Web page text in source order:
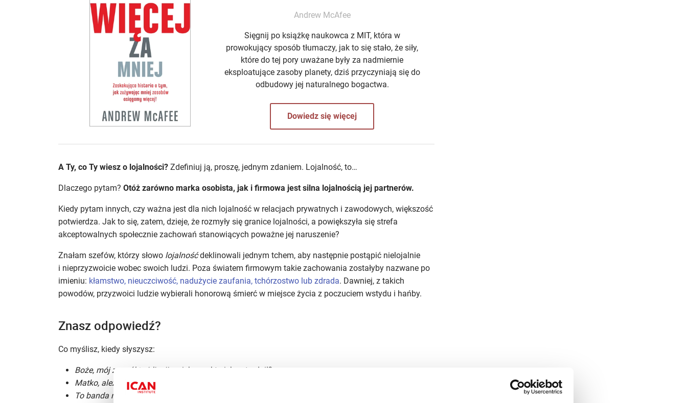
Andrew McAfee
Sięgnij po książkę naukowca z MIT, która w
prowokujący sposób tłumaczy, jak to się stało, że siły,
które do tej pory uważane były za nadmiernie
eksploatujące zasoby planety, dziś przyczyniają się do
odbudowy jej naturalnego bogactwa.
Dowiedz się więcej
A Ty, co Ty wiesz o lojalności? Zdefiniuj ją, proszę, jednym zdaniem. Lojalność, to…
Dlaczego pytam? Otóż zarówno marka osobista, jak i firmowa jest silna lojalnością jej partnerów.
Kiedy pytam innych, czy ważna jest dla nich lojalność w relacjach prywatnych i zawodowych, większość
potwierdza. Jak to się, zatem, dzieje, że rozmyły się granice lojalności, a powiększyła się strefa
akceptowalnych społecznie zachowań stanowiących poważne jej naruszenie?
Znałam szefów, którzy słowo lojalnośćdeklinowali jednym tchem, aby następnie postąpić nielojalnie
i nieprzyzwoicie wobec swoich ludzi. Poza światem firmowym takie zachowania zostałyby nazwane po
imieniu: kłamstwo, nieuczciwość, nadużycie zaufania, tchórzostwo lub zdrada. Dawniej, z takich
powodów, przyzwoici ludzie wybierali honorową śmierć w miejsce życia z poczuciem wstydu i hańby.
Znasz odpowiedź?
Co myślisz, kiedy słyszysz:
Boże, mój zespół to idioci!– ciekawe, kto ich zatrudnił?
Matko, ależ mam dosyć tej Kowalskiej!
To banda nielojalnych kretynów!